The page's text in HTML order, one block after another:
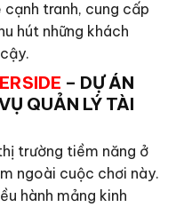
tranh, cung cấp
hút những khách
– DỰ ÁN
QUẢN LÝ TÀI
trường tiềm năng ở
ngoài cuộc chơi này.
hành mảng kinh